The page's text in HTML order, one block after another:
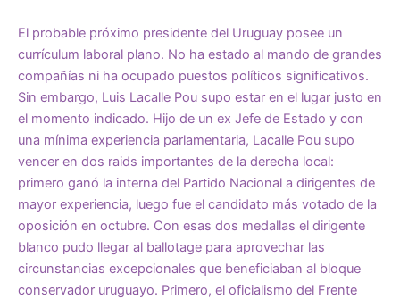
El probable próximo presidente del Uruguay posee un
currículum laboral plano. No ha estado al mando de grandes
compañías ni ha ocupado puestos políticos significativos.
Sin embargo, Luis Lacalle Pou supo estar en el lugar justo en
el momento indicado. Hijo de un ex Jefe de Estado y con
una mínima experiencia parlamentaria, Lacalle Pou supo
vencer en dos raids importantes de la derecha local:
primero ganó la interna del Partido Nacional a dirigentes de
mayor experiencia, luego fue el candidato más votado de la
oposición en octubre. Con esas dos medallas el dirigente
blanco pudo llegar al ballotage para aprovechar las
circunstancias excepcionales que beneficiaban al bloque
conservador uruguayo. Primero, el oficialismo del Frente